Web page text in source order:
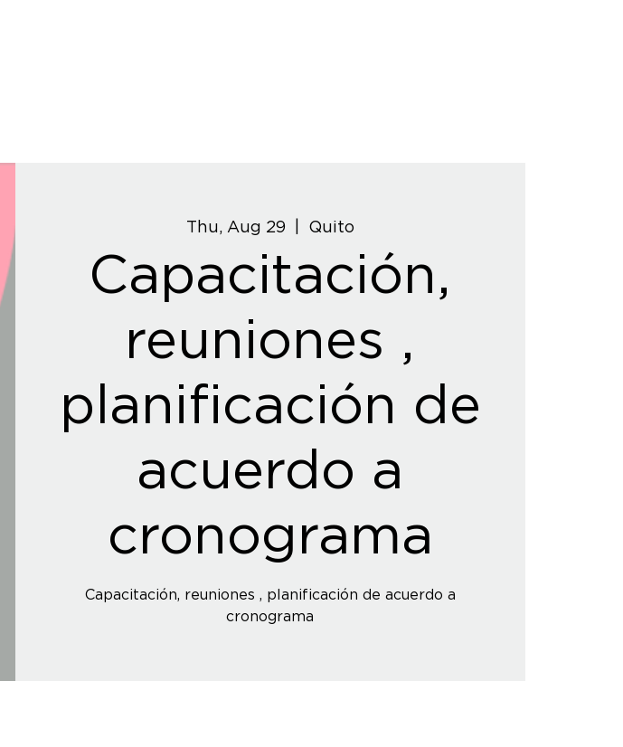
Thu, Aug 29 Quito
Capacitación,
reuniones ,
planificación de
acuerdo a
cronograma
Capacitación, reuniones , planificación de acuerdo a
cronograma